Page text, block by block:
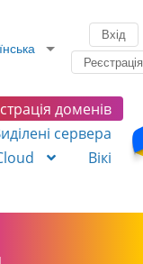
Вхід
Реєстрація
доменів
сервера
Вікі